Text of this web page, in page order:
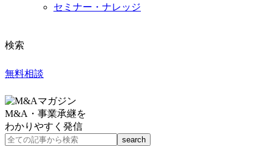
セミナー・ナレッジ
検索
無料相談
M&A・事業承継を
わかりやすく発信